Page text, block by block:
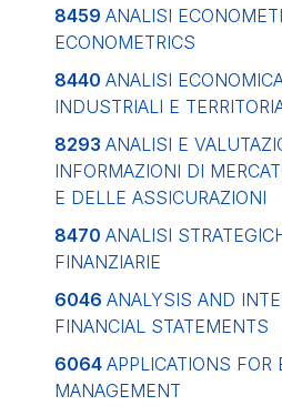
8459 ANALISI
ECONOMETRICS
8440 ANALISI
INDUSTRIALI E
8293 ANALISI E
INFORMAZIONI DI
E DELLE ASSICURAZIONI
8470 ANALISI
FINANZIARIE
6046 ANALYSIS AND
FINANCIAL STATEMENTS
6064 APPLICATIONS FOR
MANAGEMENT